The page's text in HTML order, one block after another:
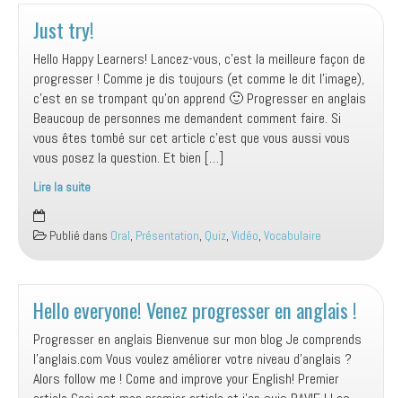
Just try!
Hello Happy Learners! Lancez-vous, c’est la meilleure façon de
progresser ! Comme je dis toujours (et comme le dit l’image),
c’est en se trompant qu’on apprend 🙂 Progresser en anglais
Beaucoup de personnes me demandent comment faire. Si
vous êtes tombé sur cet article c’est que vous aussi vous
vous posez la question. Et bien […]
Lire la suite
Just
try!
Publié dans Oral, Présentation, Quiz, Vidéo, Vocabulaire
Hello everyone! Venez progresser en anglais !
Progresser en anglais Bienvenue sur mon blog Je comprends
l’anglais.com Vous voulez améliorer votre niveau d’anglais ?
Alors follow me ! Come and improve your English! Premier